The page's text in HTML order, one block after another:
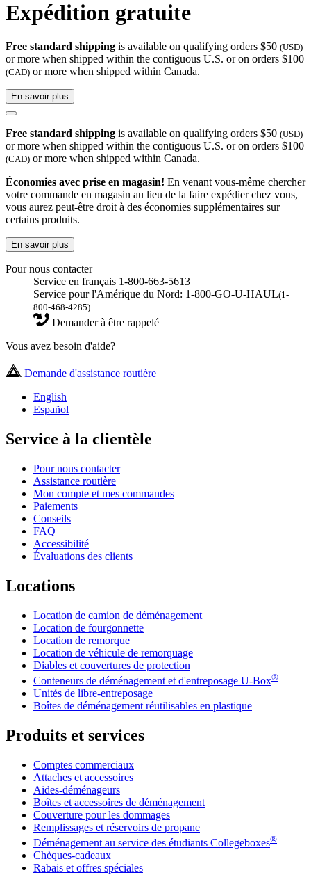
Expédition gratuite
Free standard shipping is available on qualifying orders $50 (USD)
or more when shipped within the contiguous U.S. or on orders $100
(CAD) or more when shipped within Canada.
En savoir plus
Free standard shipping is available on qualifying orders $50 (USD)
or more when shipped within the contiguous U.S. or on orders $100
(CAD) or more when shipped within Canada.
Économies avec prise en magasin! En venant vous-même chercher
votre commande en magasin au lieu de la faire expédier chez vous,
vous aurez peut-être droit à des économies supplémentaires sur
certains produits.
En savoir plus
Pour nous contacter
Service en français 1-800-663-5613
Service pour l'Amérique du Nord: 1-800-GO-U-HAUL(1-
800-468-4285)
Demander à être rappelé
Vous avez besoin d'aide?
Demande d'assistance routière
English
Español
Service à la clientèle
Pour nous contacter
Assistance routière
Mon compte et mes commandes
Paiements
Conseils
FAQ
Accessibilité
Évaluations des clients
Locations
Location de camion de déménagement
Location de fourgonnette
Location de remorque
Location de véhicule de remorquage
Diables et couvertures de protection
Conteneurs de déménagement et d'entreposage U-Box®
Unités de libre-entreposage
Boîtes de déménagement réutilisables en plastique
Produits et services
Comptes commerciaux
Attaches et accessoires
Aides-déménageurs
Boîtes et accessoires de déménagement
Couverture pour les dommages
Remplissages et réservoirs de propane
Déménagement au service des étudiants Collegeboxes®
Chèques-cadeaux
Rabais et offres spéciales